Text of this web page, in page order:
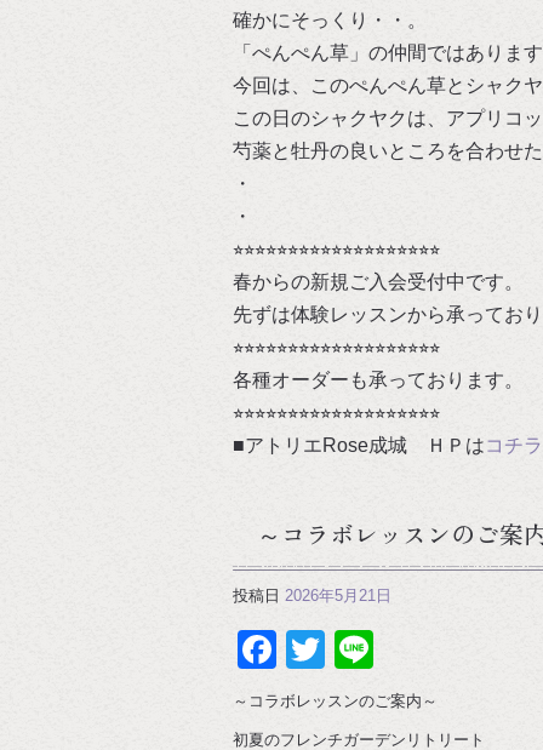
確かにそっくり・・。
「ぺんぺん草」の仲間ではありま
今回は、このぺんぺん草とシャク
この日のシャクヤクは、アプリコ
芍薬と牡丹の良いところを合わせ
・
・
⭐︎⭐︎⭐︎⭐︎⭐︎⭐︎⭐︎⭐︎⭐︎⭐︎⭐︎⭐︎⭐︎⭐︎⭐︎⭐︎⭐︎⭐︎⭐︎
春からの新規ご入会受付中です。
先ずは体験レッスンから承ってお
⭐︎⭐︎⭐︎⭐︎⭐︎⭐︎⭐︎⭐︎⭐︎⭐︎⭐︎⭐︎⭐︎⭐︎⭐︎⭐︎⭐︎⭐︎⭐︎
各種オーダーも承っております。
⭐︎⭐︎⭐︎⭐︎⭐︎⭐︎⭐︎⭐︎⭐︎⭐︎⭐︎⭐︎⭐︎⭐︎⭐︎⭐︎⭐︎⭐︎⭐︎
■アトリエRose成城 ＨＰはコチ
～コラボレッスンのご案
投稿日 2026年5月21日
Facebook
Twitter
～コラボレッスンのご案内～
初夏のフレンチガーデンリトリート